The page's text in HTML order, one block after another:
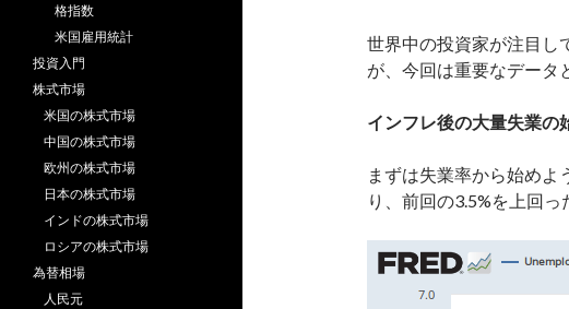
世界中の投資家が注目し
が、今回は重要なデータ
インフレ後の大量失業の
まずは失業率から始めよ
り、前回の3.5%を上回っ
格指数
米国雇用統計
投資入門
株式市場
米国の株式市場
中国の株式市場
欧州の株式市場
日本の株式市場
インドの株式市場
ロシアの株式市場
為替相場
人民元